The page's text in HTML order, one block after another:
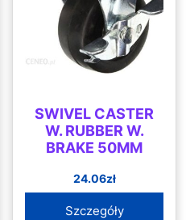
SWIVEL CASTER
W. RUBBER W.
BRAKE 50MM
24.06zł
Szczegóły